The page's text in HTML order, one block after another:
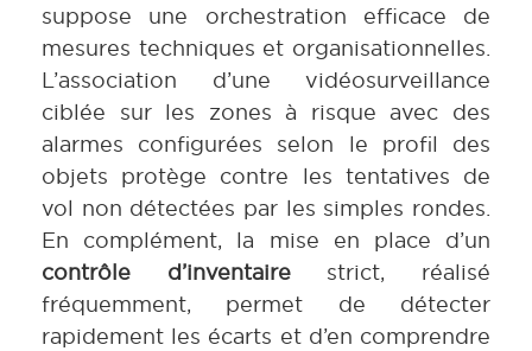
suppose une orchestration efficace de
mesures techniques et organisationnelles.
L’association d’une vidéosurveillance
ciblée sur les zones à risque avec des
alarmes configurées selon le profil des
objets protège contre les tentatives de
vol non détectées par les simples rondes.
En complément, la mise en place d’un
contrôle d’inventairestrict, réalisé
fréquemment, permet de détecter
rapidement les écarts et d’en comprendre